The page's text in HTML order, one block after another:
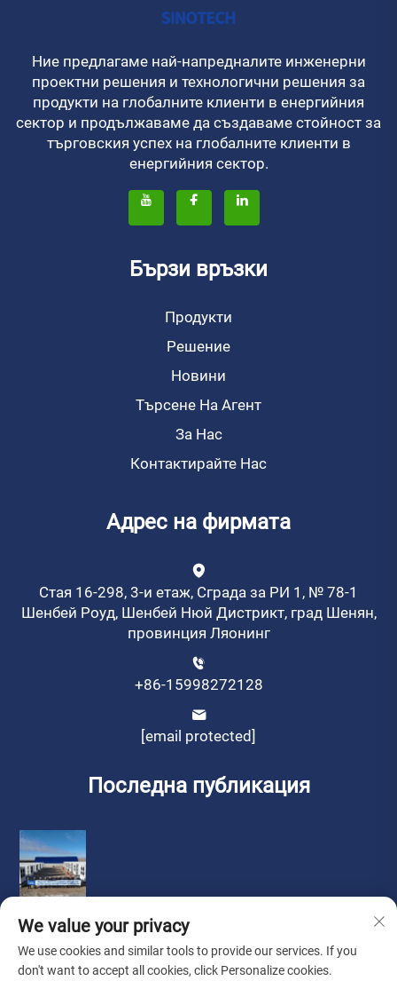
Ние предлагаме най-напредналите инженерни
проектни решения и технологични решения за
продукти на глобалните клиенти в енергийния
сектор и продължаваме да създаваме стойност за
търговския успех на глобалните клиенти в
енергийния сектор.
Бързи връзки
Продукти
Решение
Новини
Търсене На Агент
За Нас
Контактирайте Нас
Адрес на фирмата
Стая 16-298, 3-и етаж, Сграда за РИ 1, № 78-1
Шенбей Роуд, Шенбей Нюй Дистрикт, град Шенян,
провинция Ляонинг
+86-15998272128
[email protected]
Последна публикация
We value your privacy
We use cookies and similar tools to provide our services. If you
don't want to accept all cookies, click Personalize cookies.